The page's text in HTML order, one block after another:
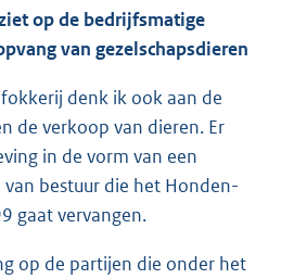
op de bedrijfsmatige
van gezelschapsdieren
denk ik ook aan de
de verkoop van dieren. Er
in de vorm van een
bestuur die het Honden-
gaat vervangen.
op de partijen die onder het